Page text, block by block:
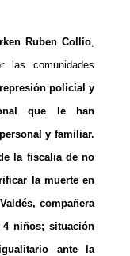
Ruben Collío
las comunidades
policial y
que le han
y familiar.
la fiscalia de no
la muerte en
compañera
niños; situación
ante la